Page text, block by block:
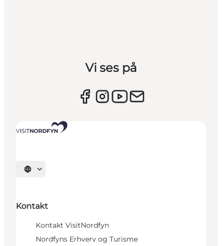
Vi ses på
Vælg sprog
Kontakt
Kontakt VisitNordfyn
Nordfyns Erhverv og Turisme